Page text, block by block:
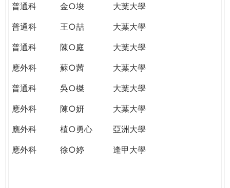
普通科
金○埈
大葉大學
普通科
王○喆
大葉大學
普通科
陳○庭
大葉大學
應外科
蘇○茜
大葉大學
普通科
吳○榤
大葉大學
應外科
陳○妍
大葉大學
應外科
植○勇心
亞洲大學
應外科
徐○婷 逢甲大學